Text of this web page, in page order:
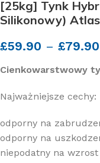
[25kg] Tynk
Silikonowy) Atlas
£59.90 – £79.90
Cienkowarstwowy
Najważniejsze cechy:
odporny na
odporny na
niepodatny na